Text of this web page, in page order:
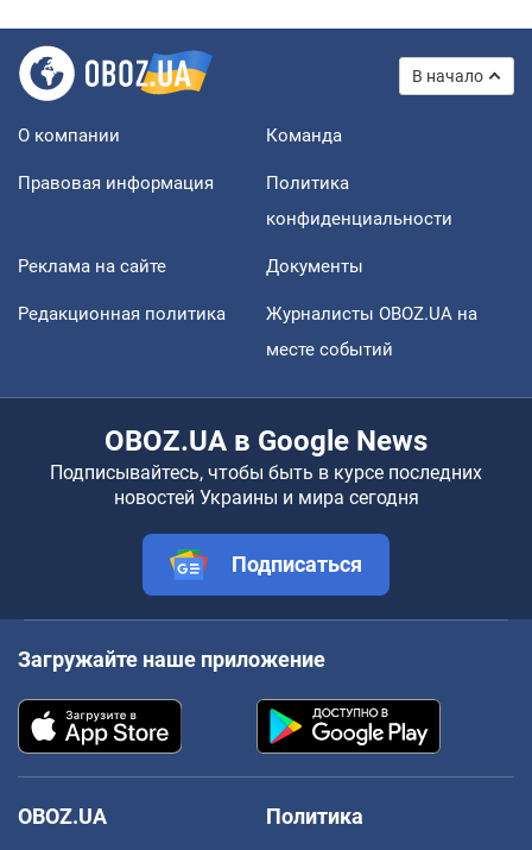
В начало
О компании Команда
Правовая информация
Политика
конфиденциальности
Реклама на сайте Документы
Редакционная политика
Журналисты OBOZ.UA на
месте событий
OBOZ.UA в Google News
Подписывайтесь, чтобы быть в курсе последних
новостей Украины и мира сегодня
Подписаться
Загружайте наше приложение
OBOZ.UA
Политика